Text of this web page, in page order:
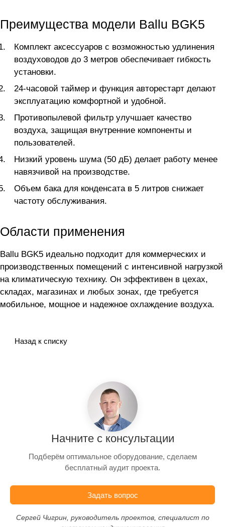
Преимущества модели Ballu BGK5
Комплект аксессуаров с возможностью удлинения
воздуховодов до 3 метров обеспечивает гибкость
установки.
24-часовой таймер и функция авторестарт делают
эксплуатацию комфортной и удобной.
Противопылевой фильтр улучшает качество
воздуха, защищая внутренние компоненты и
пользователей.
Низкий уровень шума (50 дБ) делает работу менее
навязчивой на производстве.
Объем бака для конденсата в 5 литров снижает
частоту обслуживания.
Области применения
Ballu BGK5 идеально подходит для коммерческих и
производственных помещений с интенсивной нагрузкой
на климатическую технику. Он эффективен в цехах,
складах, магазинах и любых зонах, где требуется
мобильное, мощное и надежное охлаждение воздуха.
Назад к списку
Начните с консультации
Подберём оптимальное оборудование, сделаем
бесплатный аудит проекта.
Задать вопрос
Сергей Чигрин, руководитель проектов, специалист по